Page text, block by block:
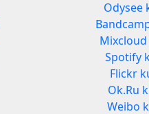
Odysee
Mixcloud
Spotify
Flickr
Ok.Ru
Weibo